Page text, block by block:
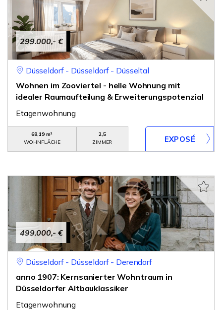
299.000,- €
Düsseldorf - Düsseldorf - Düsseltal
Wohnen im Zooviertel - helle Wohnung mit
idealer Raumaufteilung & Erweiterungspotenzial
Etagenwohnung
68,19 m²
WOHNFLÄCHE
2,5
ZIMMER
499.000,- €
Düsseldorf - Düsseldorf - Derendorf
anno 1907: Kernsanierter Wohntraum in
Düsseldorfer Altbauklassiker
Etagenwohnung